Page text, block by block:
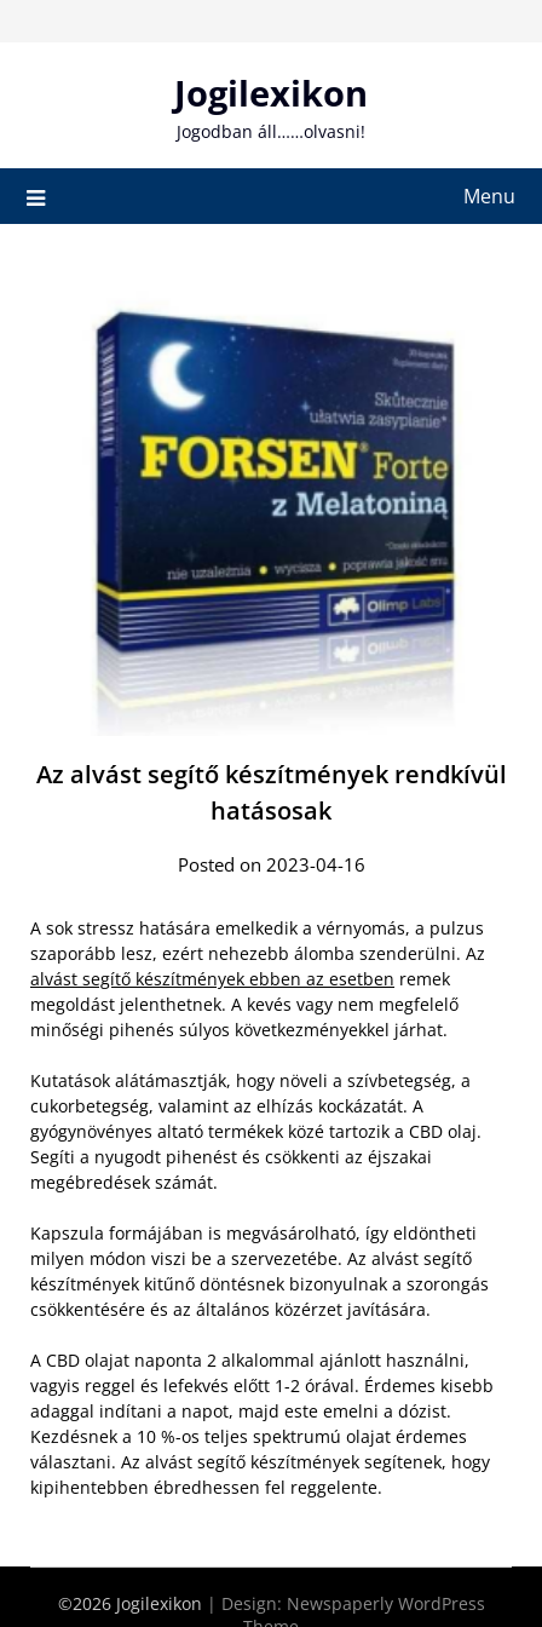
Jogilexikon
Jogodban áll……olvasni!
Menu
Az alvást segítő készítmények rendkívül
hatásosak
Posted on 2023-04-16
A sok stressz hatására emelkedik a vérnyomás, a pulzus
szaporább lesz, ezért nehezebb álomba szenderülni. Az
alvást segítő készítmények ebben az esetben remek
megoldást jelenthetnek. A kevés vagy nem megfelelő
minőségi pihenés súlyos következményekkel járhat.
Kutatások alátámasztják, hogy növeli a szívbetegség, a
cukorbetegség, valamint az elhízás kockázatát. A
gyógynövényes altató termékek közé tartozik a CBD olaj.
Segíti a nyugodt pihenést és csökkenti az éjszakai
megébredések számát.
Kapszula formájában is megvásárolható, így eldöntheti
milyen módon viszi be a szervezetébe. Az alvást segítő
készítmények kitűnő döntésnek bizonyulnak a szorongás
csökkentésére és az általános közérzet javítására.
A CBD olajat naponta 2 alkalommal ajánlott használni,
vagyis reggel és lefekvés előtt 1-2 órával. Érdemes kisebb
adaggal indítani a napot, majd este emelni a dózist.
Kezdésnek a 10 %-os teljes spektrumú olajat érdemes
választani. Az alvást segítő készítmények segítenek, hogy
kipihentebben ébredhessen fel reggelente.
©2026 Jogilexikon | Design: Newspaperly WordPress